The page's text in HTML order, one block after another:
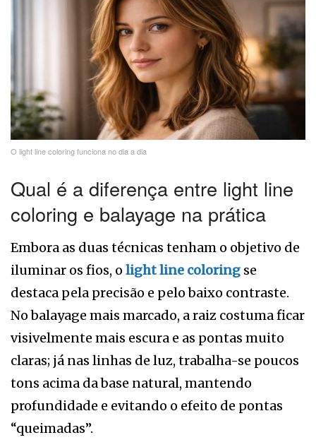
O light line coloring funciona no dia a dia
Qual é a diferença entre light line
coloring e balayage na prática
Embora as duas técnicas tenham o objetivo de
iluminar os fios, o light line coloring se
destaca pela precisão e pelo baixo contraste.
No balayage mais marcado, a raiz costuma ficar
visivelmente mais escura e as pontas muito
claras; já nas linhas de luz, trabalha-se poucos
tons acima da base natural, mantendo
profundidade e evitando o efeito de pontas
“queimadas”.